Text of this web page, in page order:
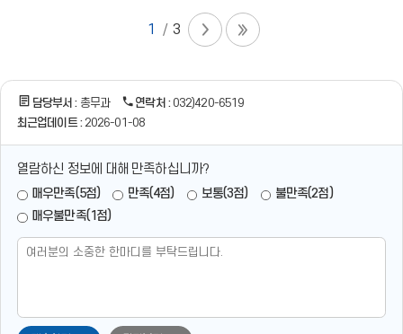
보
1 3
담당부서 : 총무과 연락처 : 032)420-6519
최근업데이트 : 2026-01-08
열람하신 정보에 대해 만족하십니까?
매우만족(5점) 만족(4점) 보통(3점)
불만족(2점)
매우불만족(1점)